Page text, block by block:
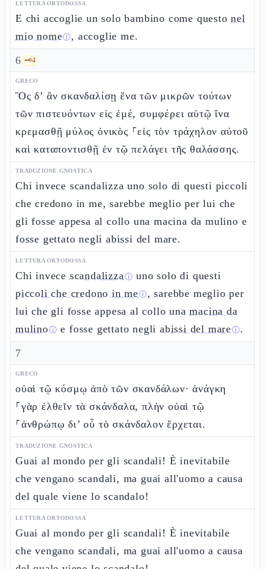
LETTURA ORTODOSSA
E chi accoglie un solo bambino come questonel
mio nomeⓘ, accoglie me.
6 🗝️4
GRECO
Ὃς δ’ ἂν σκανδαλίσῃ ἕνα τῶν μικρῶν τούτων
τῶν πιστευόντων εἰς ἐμέ, συμφέρει αὐτῷ ἵνα
κρεμασθῇ μύλος ὀνικὸς ⸀εἰς τὸν τράχηλον αὐτοῦ
καὶ καταποντισθῇ ἐν τῷ πελάγει τῆς θαλάσσης.
TRADUZIONE GNOSTICA
Chi invece scandalizza uno solo di questi piccoli
che credono in me, sarebbe meglio per lui che
gli fosse appesa al collo una macina da mulino e
fosse gettato negli abissi del mare.
LETTURA ORTODOSSA
Chi invece scandalizzaⓘ uno solo di questi
piccoli che credono in meⓘ, sarebbe meglio per
lui che gli fosse appesa al collo unamacina da
mulinoⓘ e fosse gettato negliabissi del mareⓘ.
7
GRECO
οὐαὶ τῷ κόσμῳ ἀπὸ τῶν σκανδάλων· ἀνάγκη
⸀γὰρ ἐλθεῖν τὰ σκάνδαλα, πλὴν οὐαὶ τῷ
⸀ἀνθρώπῳ δι’ οὗ τὸ σκάνδαλον ἔρχεται.
TRADUZIONE GNOSTICA
Guai al mondo per gli scandali! È inevitabile
che vengano scandali, ma guai all'uomo a causa
del quale viene lo scandalo!
LETTURA ORTODOSSA
Guai al mondo per gli scandali! È inevitabile
che vengano scandali, ma guai all'uomo a causa